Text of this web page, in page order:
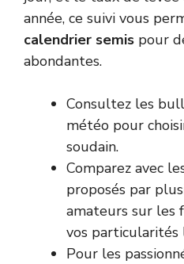
année, ce suivi vous
calendrier semis pour
abondantes.
Consultez les
météo pour
soudain.
Comparez avec
proposés par
amateurs sur les
vos particularités
Pour les